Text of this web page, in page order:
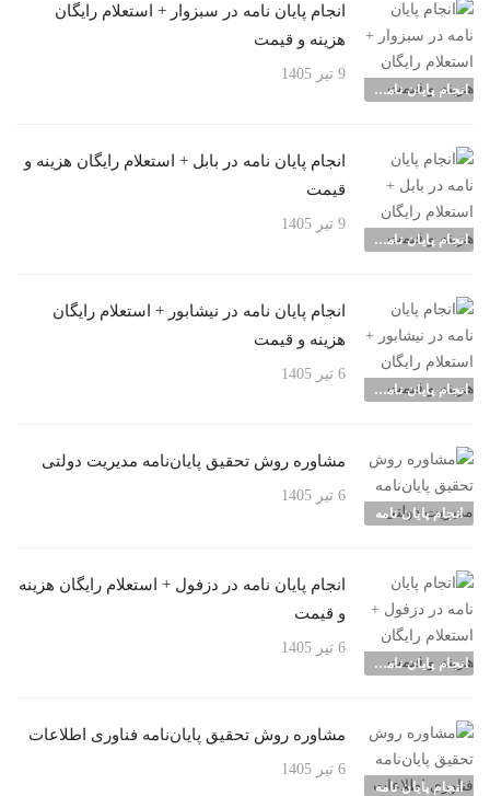
انجام پایان نامه شهرها
انجام پایان نامه در سبزوار + استعلام رایگان
هزینه و قیمت
9 تیر 1405
انجام پایان نامه شهرها
انجام پایان نامه در بابل + استعلام رایگان هزینه و
قیمت
9 تیر 1405
انجام پایان نامه شهرها
انجام پایان نامه در نیشابور + استعلام رایگان
هزینه و قیمت
6 تیر 1405
انجام پایان نامه
مشاوره روش تحقیق پایان‌نامه مدیریت دولتی
6 تیر 1405
انجام پایان نامه شهرها
انجام پایان نامه در دزفول + استعلام رایگان هزینه
و قیمت
6 تیر 1405
انجام پایان نامه
مشاوره روش تحقیق پایان‌نامه فناوری اطلاعات
6 تیر 1405